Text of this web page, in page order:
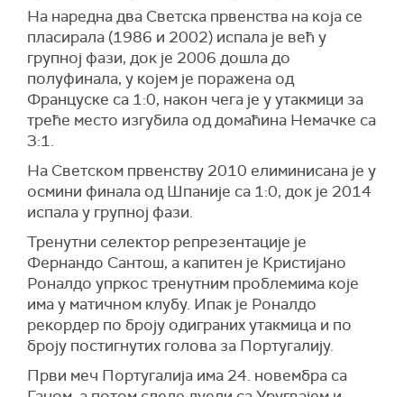
На наредна два Светска првенства на која се
пласирала (1986 и 2002) испала је већ у
групној фази, док је 2006 дошла до
полуфинала, у којем је поражена од
Француске са 1:0, након чега је у утакмици за
треће место изгубила од домаћина Немачке са
3:1.
На Светском првенству 2010 елиминисана је у
осмини финала од Шпаније са 1:0, док је 2014
испала у групној фази.
Тренутни селектор репрезентације је
Фернандо Сантош, а капитен је Кристијано
Роналдо упркос тренутним проблемима које
има у матичном клубу. Ипак је Роналдо
рекордер по броју одиграних утакмица и по
броју постигнутих голова за Португалију.
Први меч Португалија има 24. новембра са